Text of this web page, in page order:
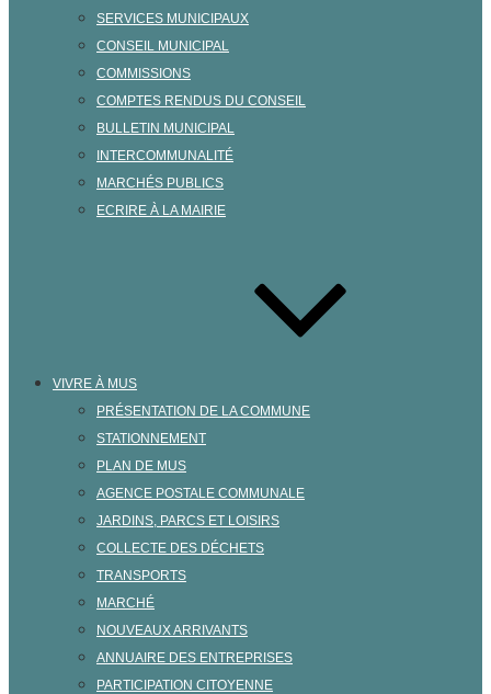
SERVICES MUNICIPAUX
CONSEIL MUNICIPAL
COMMISSIONS
COMPTES RENDUS DU CONSEIL
BULLETIN MUNICIPAL
INTERCOMMUNALITÉ
MARCHÉS PUBLICS
ECRIRE À LA MAIRIE
VIVRE À MUS
PRÉSENTATION DE LA COMMUNE
STATIONNEMENT
PLAN DE MUS
AGENCE POSTALE COMMUNALE
JARDINS, PARCS ET LOISIRS
COLLECTE DES DÉCHETS
TRANSPORTS
MARCHÉ
NOUVEAUX ARRIVANTS
ANNUAIRE DES ENTREPRISES
PARTICIPATION CITOYENNE